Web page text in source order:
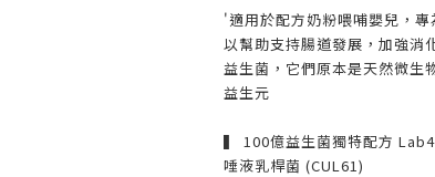
'適用於配方奶粉喂哺嬰兒，
以幫助支持腸道發展，加強消
益生菌，它們原本是天然微生
益生元
▍ 100億益生菌獨特配方
唾液乳桿菌 (CUL61)